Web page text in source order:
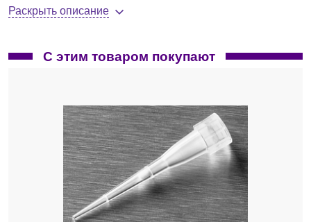
воздушное охлаждение компрессора;
габариты, ШхГхВ, мм — 531x600x795;
Раскрыть описание
С этим товаром покупают